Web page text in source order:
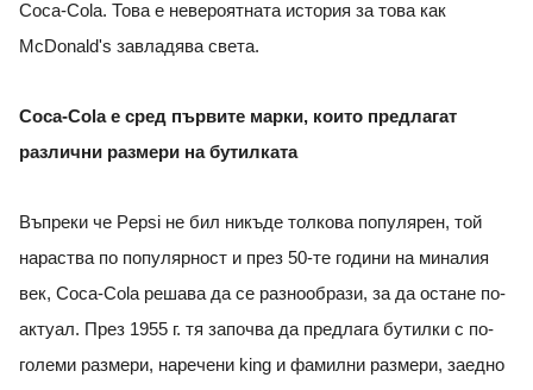
Coca-Cola. Това е невероятната история за това как
McDonald's завладява света.
Соca-Cola е сред първите марки, които предлагат
различни размери на бутилката
Въпреки че Pepsi не бил никъде толкова популярен, той
нараства по популярност и през 50-те години на миналия
век, Coca-Cola решава да се разнообрази, за да остане по-
актуал. През 1955 г. тя започва да предлага бутилки с по-
големи размери, наречени king и фамилни размери, заедно